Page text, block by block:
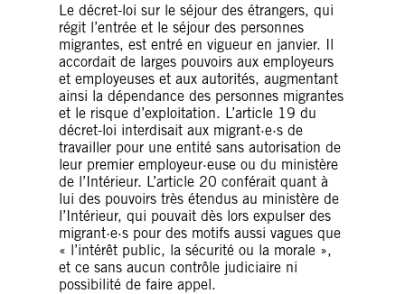
Le décret-loi sur le séjour des étrangers, qui
régit l’entrée et le séjour des personnes
migrantes, est entré en vigueur en janvier. Il
accordait de larges pouvoirs aux employeurs
et employeuses et aux autorités, augmentant
ainsi la dépendance des personnes migrantes
et le risque d’exploitation. L’article 19 du
décret-loi interdisait aux migrant·e·s de
travailler pour une entité sans autorisation de
leur premier employeur·euse ou du ministère
de l’Intérieur. L’article 20 conférait quant à
lui des pouvoirs très étendus au ministère de
l’Intérieur, qui pouvait dès lors expulser des
migrant·e·s pour des motifs aussi vagues que
« l’intérêt public, la sécurité ou la morale »,
et ce sans aucun contrôle judiciaire ni
possibilité de faire appel.